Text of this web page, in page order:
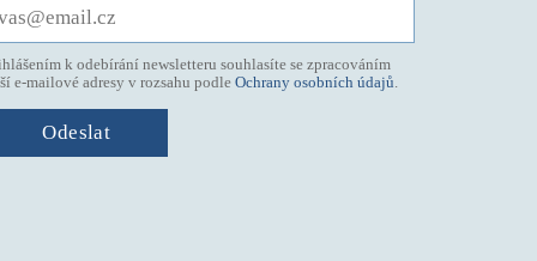
k odebírání newsletteru souhlasíte se zpracováním
e-mailové adresy v rozsahu podleOchrany osobních údajů.